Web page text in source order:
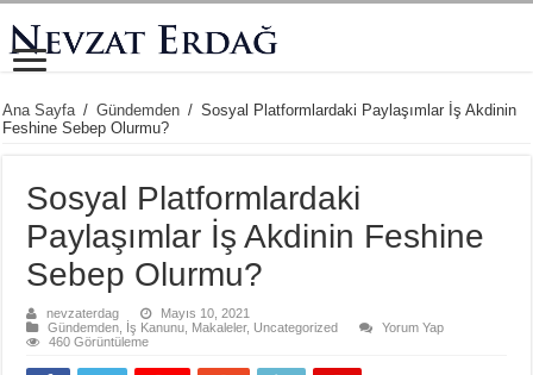
Ana Sayfa / Gündemden / Sosyal Platformlardaki Paylaşımlar İş Akdinin
Feshine Sebep Olurmu?
Sosyal Platformlardaki
Paylaşımlar İş Akdinin Feshine
Sebep Olurmu?
nevzaterdag
Mayıs 10, 2021
Gündemden İş Kanunu Makaleler, Uncategorized
Yorum Yap
460 Görüntüleme